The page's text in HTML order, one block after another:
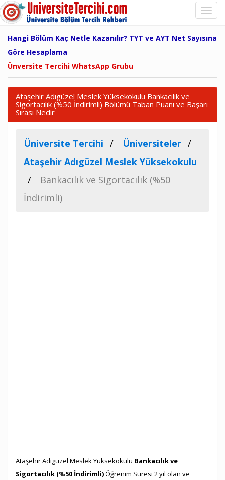
Hangi Bölüm Kaç Netle Kazanılır? TYT ve AYT Net Sayısına
Göre Hesaplama
Ünversite Tercihi WhatsApp Grubu
Ataşehir Adıgüzel Meslek Yüksekokulu Bankacılık ve
Sigortacılık (%50 İndirimli) Bölümü Taban Puanı ve Başarı
Sırası Nedir
Üniversite Tercihi
Üniversiteler
Ataşehir Adıgüzel Meslek Yüksekokulu
Bankacılık ve Sigortacılık (%50
İndirimli)
Ataşehir Adıgüzel Meslek Yüksekokulu Bankacılık ve
Sigortacılık (%50 İndirimli)Öğrenim Süresi 2 yıl olan ve